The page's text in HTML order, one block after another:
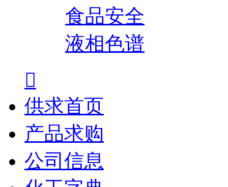
食品安全
液相色谱

供求首页
产品求购
公司信息